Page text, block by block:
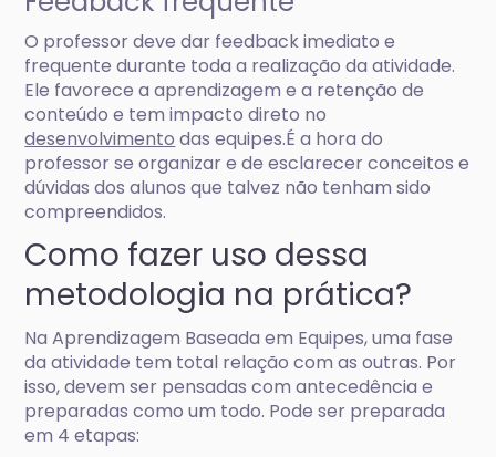
O professor deve dar feedback imediato e
frequente durante toda a realização da atividade.
Ele favorece a aprendizagem e a retenção de
conteúdo e tem impacto direto no
desenvolvimento das equipes.É a hora do
professor se organizar e de esclarecer conceitos e
dúvidas dos alunos que talvez não tenham sido
compreendidos.
Como fazer uso dessa
metodologia na prática?
Na Aprendizagem Baseada em Equipes, uma fase
da atividade tem total relação com as outras. Por
isso, devem ser pensadas com antecedência e
preparadas como um todo. Pode ser preparada
em 4 etapas: